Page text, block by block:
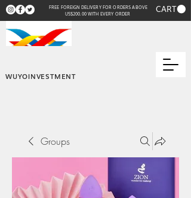
FREE FOREIGN DELIVERY FOR ORDERS ABOVE
US$200.00 WITH EVERY ORDER
CART
WUYOINVESTMENT
Groups